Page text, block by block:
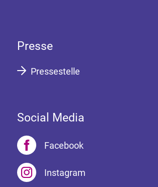
Presse
Pressestelle
Social Media
Facebook
Instagram